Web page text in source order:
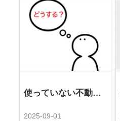
使っていない不動産、どうする？賢く活かすための5つの選択肢と戦略
2025-09-01